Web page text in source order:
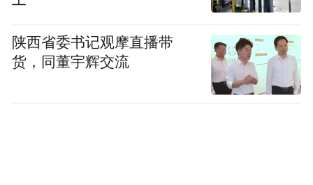
陕西省委书记观摩直播带
货，同董宇辉交流